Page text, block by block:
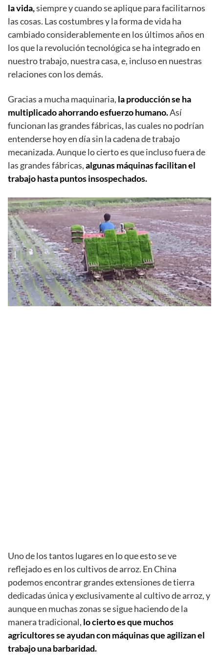
la vida,siempre y cuando se aplique para facilitarnos
las cosas. Las costumbres y la forma de vida ha
cambiado considerablemente en los últimos años en
los que la revolución tecnológica se ha integrado en
nuestro trabajo, nuestra casa, e, incluso en nuestras
relaciones con los demás.
Gracias a mucha maquinaria, la producción se ha
multiplicado ahorrando esfuerzo humano.Así
funcionan las grandes fábricas, las cuales no podrían
entenderse hoy en día sin la cadena de trabajo
mecanizada. Aunque lo cierto es que incluso fuera de
las grandes fábricas,algunas máquinas facilitan el
trabajo hasta puntos insospechados.
Uno de los tantos lugares en lo que esto se ve
reflejado es en los cultivos de arroz. En China
podemos encontrar grandes extensiones de tierra
dedicadas única y exclusivamente al cultivo de arroz, y
aunque en muchas zonas se sigue haciendo de la
manera tradicional, lo cierto es que muchos
agricultores se ayudan con máquinas que agilizan el
trabajo una barbaridad.